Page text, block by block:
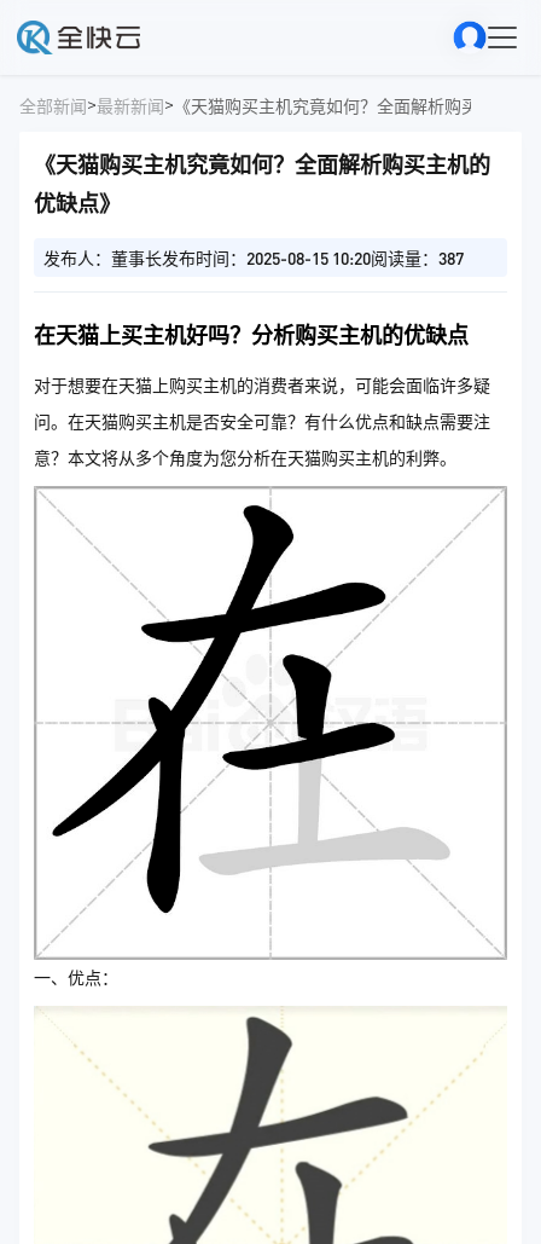
全部新闻>最新新闻> 《天猫购买主机究竟如何？全面解析购买主机的
《天猫购买主机究竟如何？全面解析购买主机的
优缺点》
发布人：董事长发布时间：2025-08-15 10:20阅读量：387
在天猫上买主机好吗？分析购买主机的优缺点
对于想要在天猫上购买主机的消费者来说，可能会面临许多疑
问。在天猫购买主机是否安全可靠？有什么优点和缺点需要注
意？本文将从多个角度为您分析在天猫购买主机的利弊。
一、优点：